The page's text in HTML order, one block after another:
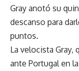
Gray anotó su
descanso para
puntos.
La velocista
ante Portugal en